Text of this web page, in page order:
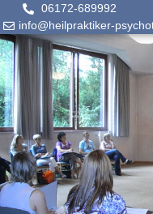
06172-689992
info@heilpraktiker-